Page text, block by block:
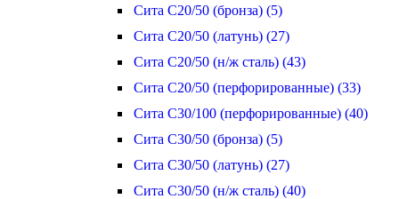
Сита С20/50 (бронза) (5)
Сита С20/50 (латунь) (27)
Сита С20/50 (н/ж сталь) (43)
Сита С20/50 (перфорированные) (33)
Сита С30/100 (перфорированные) (40)
Сита С30/50 (бронза) (5)
Сита С30/50 (латунь) (27)
Сита С30/50 (н/ж сталь) (40)